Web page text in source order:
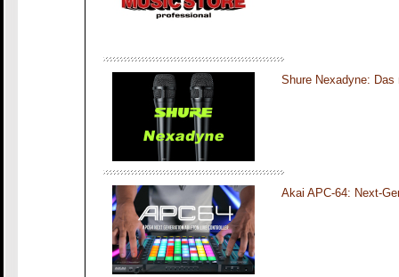
Shure Nexadyne:
Akai APC-64: Next-